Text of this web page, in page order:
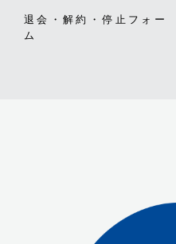
退会・解約・停止フォー
ム